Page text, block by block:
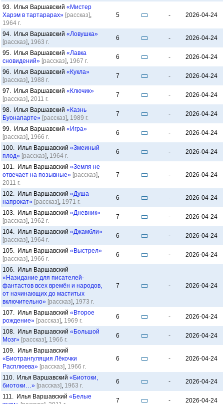
93. Илья Варшавский «Мистер
Харэм в тартарарах» [рассказ],
1964 г.
5 - 2026-04-24
94. Илья Варшавский «Ловушка»
[рассказ], 1963 г.
6 - 2026-04-24
95. Илья Варшавский «Лавка
сновидений» [рассказ], 1967 г.
6 - 2026-04-24
96. Илья Варшавский «Кукла»
[рассказ], 1988 г.
7 - 2026-04-24
97. Илья Варшавский «Ключик»
[рассказ], 2011 г.
7 - 2026-04-24
98. Илья Варшавский «Казнь
Буонапарте» [рассказ], 1989 г.
7 - 2026-04-24
99. Илья Варшавский «Игра»
[рассказ], 1966 г.
6 - 2026-04-24
100. Илья Варшавский «Змеиный
плод» [рассказ], 1964 г.
6 - 2026-04-24
101. Илья Варшавский «Земля не
отвечает на позывные» [рассказ],
2011 г.
7 - 2026-04-24
102. Илья Варшавский «Душа
напрокат» [рассказ], 1971 г.
6 - 2026-04-24
103. Илья Варшавский «Дневник»
[рассказ], 1962 г.
7 - 2026-04-24
104. Илья Варшавский «Джамбли»
[рассказ], 1964 г.
6 - 2026-04-24
105. Илья Варшавский «Выстрел»
[рассказ], 1966 г.
6 - 2026-04-24
106. Илья Варшавский
«Назидание для писателей-
фантастов всех времён и народов,
от начинающих до маститых
включительно» [рассказ], 1973 г.
7 - 2026-04-24
107. Илья Варшавский «Второе
рождение» [рассказ], 1969 г.
6 - 2026-04-24
108. Илья Варшавский «Большой
Мозг» [рассказ], 1966 г.
6 - 2026-04-24
109. Илья Варшавский
«Биотрангуляция Лёкочки
Расплюева» [рассказ], 1966 г.
6 - 2026-04-24
110. Илья Варшавский «Биотоки,
биотоки…» [рассказ], 1963 г.
6 - 2026-04-24
111. Илья Варшавский «Белые
7 - 2026-04-24